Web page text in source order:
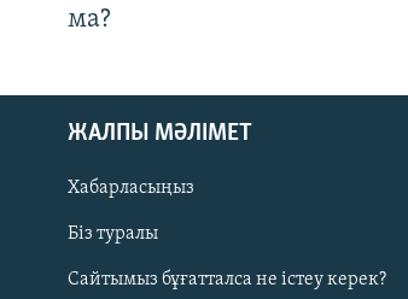
Русский
ма?
ЖАЛПЫ МӘЛІМЕТ
Хабарласыңыз
Біз туралы
Сайтымыз бұғатталса не істеу керек?